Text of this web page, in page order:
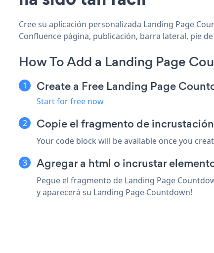
Cree su aplicación personalizada Landing Page
Confluence página, publicación, barra lateral, pie
How To Add a Landing Page
Create a Free Landing Page
Start for free now
Copie el fragmento de
Your code block will be available once you
Agregar a html o incrustar
Pegue el fragmento de Landing Page
y aparecerá su Landing Page Countdown!